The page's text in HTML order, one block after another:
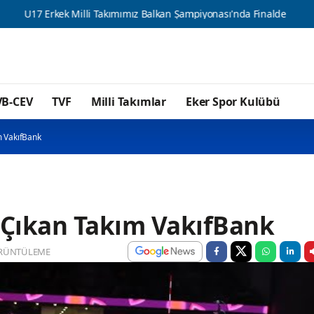
Milli Takımımız Balkan Şampiyonası'nda Finalde U17 Kız Milli
CEV TVF Milli Takımlar Eker Spor Kulübü
VakıfBank
Takım VakıfBank